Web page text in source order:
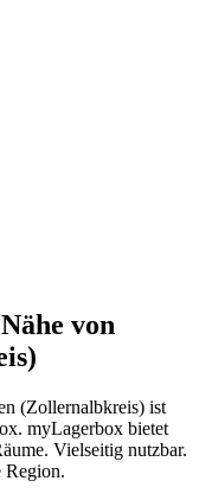
von
(Zollernalbkreis) ist
myLagerbox bietet
Vielseitig nutzbar.
Region.